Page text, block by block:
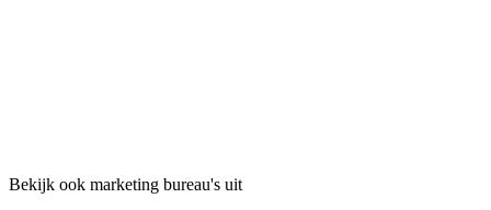
Bekijk ook marketing bureau's uit